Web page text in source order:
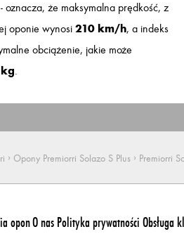
- oznacza, że maksymalna prędkość, z
oponie wynosi 210 km/h, a indeks
obciążenie, jakie może
.
› Opony Premiorri Solazo S Plus › Premiorri
oponO nas Polityka prywatności Obsługa